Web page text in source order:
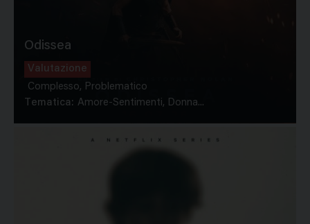
Odissea
Valutazione
Complesso, Problematico
Tematica: Amore-Sentimenti, Donna...